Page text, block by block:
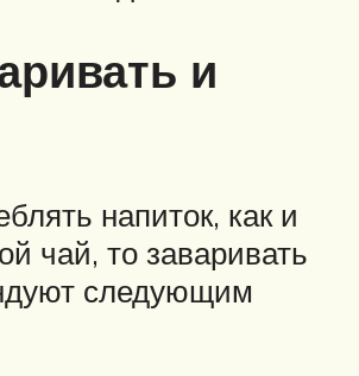
и
напиток, как и
чай, то заваривать
следующим